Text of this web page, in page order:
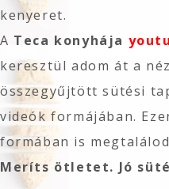
kenyeret.
A Teca konyhája
keresztül adom át a
összegyűjtött sütési
videók formájában.
formában is
Meríts ötletet. Jó